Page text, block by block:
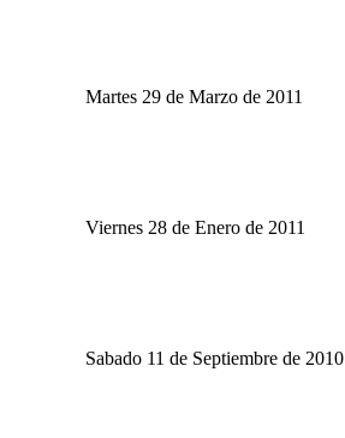
Martes 29 de Marzo de 2011
Viernes 28 de Enero de 2011
Sabado 11 de Septiembre de 2010